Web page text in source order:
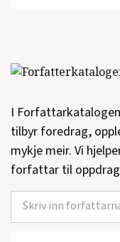
Godnattboka
Sjuk av lykke
Flytande
univers
I
tilbyr foredrag,
mykje meir. Vi
forfattar til